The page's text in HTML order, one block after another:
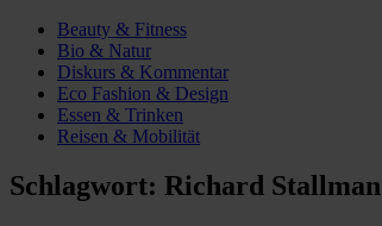
Beauty & Fitness
Bio & Natur
Diskurs & Kommentar
Eco Fashion & Design
Essen & Trinken
Reisen & Mobilität
Schlagwort: Richard Stallman